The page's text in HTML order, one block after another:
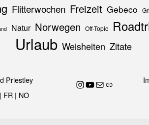
Flitterwochen Freizeit Gebeco
Natur Norwegen Off-Topic
Urlaub Weisheiten Zitate
Priestley
| FR | NO
flying.camper.eu YouTube E-Mail Link